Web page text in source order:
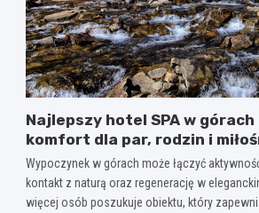
Najlepszy hotel SPA w górach
komfort dla par, rodzin i
Wypoczynek w górach może łączyć
kontakt z naturą oraz regenerację w
więcej osób poszukuje obiektu, który